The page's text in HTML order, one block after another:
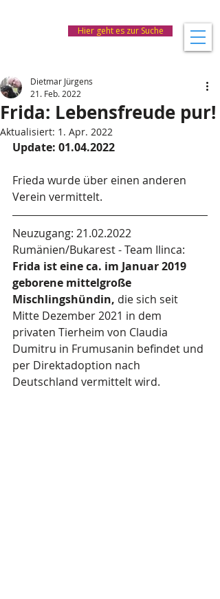
Hier geht es zur Suche
Frida: Lebensfreude pur!
Dietmar Jürgens
21. Feb. 2022
Aktualisiert: 1. Apr. 2022
Update: 01.04.2022
Frieda wurde über einen anderen
Verein vermittelt.
Neuzugang: 21.02.2022
Rumänien/Bukarest - Team Ilinca:
Frida ist eine ca. im Januar 2019
geborene mittelgroße
Mischlingshündin, die sich seit
Mitte Dezember 2021 in dem
privaten Tierheim von Claudia
Dumitru in Frumusanin befindet und
per Direktadoption nach
Deutschland vermittelt wird.